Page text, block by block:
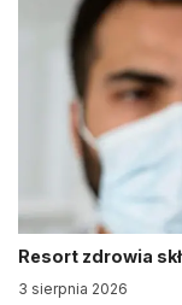
Resort zdrowia
3 sierpnia 2026